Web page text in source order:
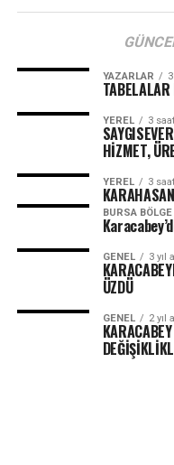
YAZARLAR
YEREL 3
HİZMET,
YEREL 3
BURSA BÖLGE
GENEL 3 yıl
ÜZDÜ
GENEL 2 yıl